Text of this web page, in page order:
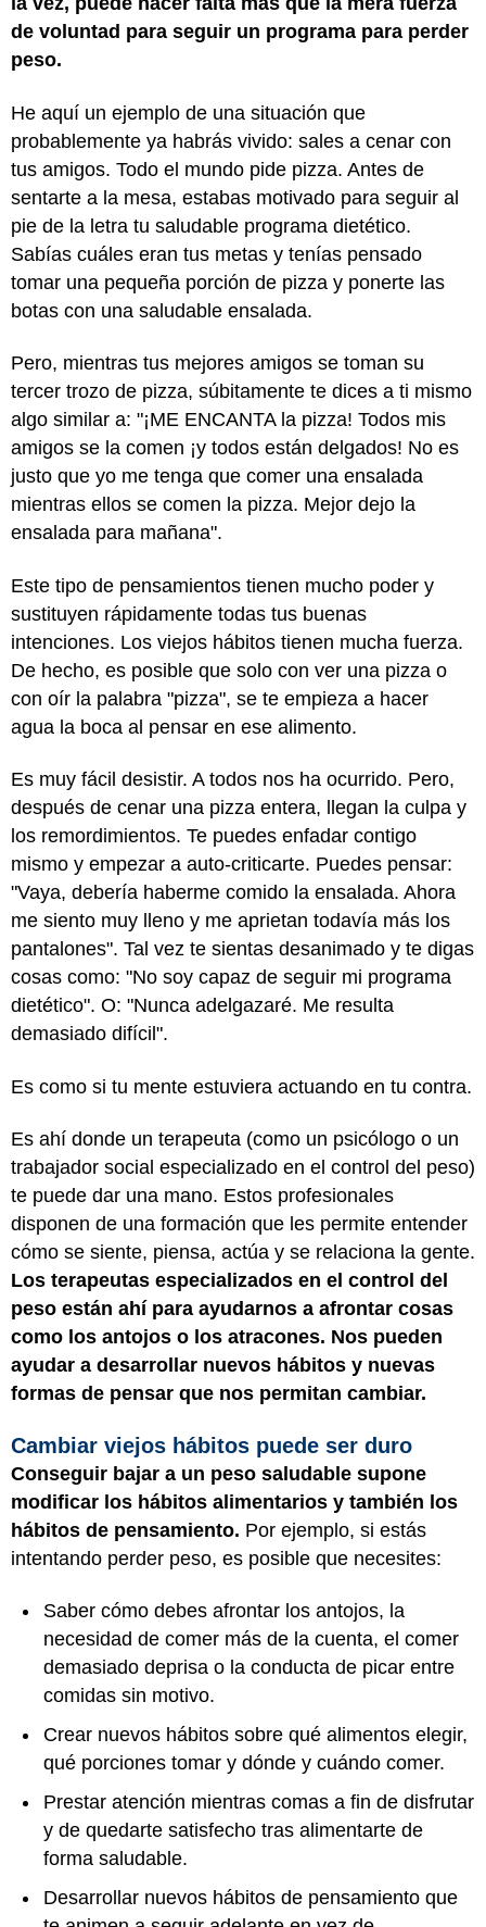
de voluntad para seguir un programa para perder
peso.
He aquí un ejemplo de una situación que
probablemente ya habrás vivido: sales a cenar con
tus amigos. Todo el mundo pide pizza. Antes de
sentarte a la mesa, estabas motivado para seguir al
pie de la letra tu saludable programa dietético.
Sabías cuáles eran tus metas y tenías pensado
tomar una pequeña porción de pizza y ponerte las
botas con una saludable ensalada.
Pero, mientras tus mejores amigos se toman su
tercer trozo de pizza, súbitamente te dices a ti mismo
algo similar a: "¡ME ENCANTA la pizza! Todos mis
amigos se la comen ¡y todos están delgados! No es
justo que yo me tenga que comer una ensalada
mientras ellos se comen la pizza. Mejor dejo la
ensalada para mañana".
Este tipo de pensamientos tienen mucho poder y
sustituyen rápidamente todas tus buenas
intenciones. Los viejos hábitos tienen mucha fuerza.
De hecho, es posible que solo con ver una pizza o
con oír la palabra "pizza", se te empieza a hacer
agua la boca al pensar en ese alimento.
Es muy fácil desistir. A todos nos ha ocurrido. Pero,
después de cenar una pizza entera, llegan la culpa y
los remordimientos. Te puedes enfadar contigo
mismo y empezar a auto-criticarte. Puedes pensar:
"Vaya, debería haberme comido la ensalada. Ahora
me siento muy lleno y me aprietan todavía más los
pantalones". Tal vez te sientas desanimado y te digas
cosas como: "No soy capaz de seguir mi programa
dietético". O: "Nunca adelgazaré. Me resulta
demasiado difícil".
Es como si tu mente estuviera actuando en tu contra.
Es ahí donde un terapeuta (como un psicólogo o un
trabajador social especializado en el control del peso)
te puede dar una mano. Estos profesionales
disponen de una formación que les permite entender
cómo se siente, piensa, actúa y se relaciona la gente.
Los terapeutas especializados en el control del
peso están ahí para ayudarnos a afrontar cosas
como los antojos o los atracones. Nos pueden
ayudar a desarrollar nuevos hábitos y nuevas
formas de pensar que nos permitan cambiar.
Cambiar viejos hábitos puede ser duro
Conseguir bajar a un peso saludable supone
modificar los hábitos alimentarios y también los
hábitos de pensamiento. Por ejemplo, si estás
intentando perder peso, es posible que necesites:
Saber cómo debes afrontar los antojos, la
necesidad de comer más de la cuenta, el comer
demasiado deprisa o la conducta de picar entre
comidas sin motivo.
Crear nuevos hábitos sobre qué alimentos elegir,
qué porciones tomar y dónde y cuándo comer.
Prestar atención mientras comas a fin de disfrutar
y de quedarte satisfecho tras alimentarte de
forma saludable.
Desarrollar nuevos hábitos de pensamiento que